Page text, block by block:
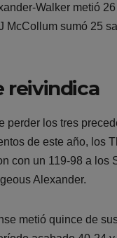
Walker metió
McCollum sumó 25
reivindica
perder los tres
de este año, los
con un 119-98 a los
Alexander.
metió quince de